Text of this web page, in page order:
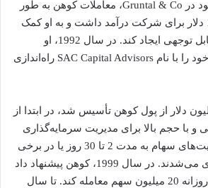
در طول مدت تصدی خود در Gruntal & Co، معاملات کوهن به طور
معمول روزانه 100,000 دلار برای شرکت درآمد داشت و به او کمک
کرد تا ثروت شخصی قابل توجهی ایجاد کند. در سال 1992، او
صندوق سرمایه‌گذاری خود را با نام SAC Capital Advisors راه‌اندازی
شرکت که با 25 میلیون دلار از پول کوهن تأسیس شد، در ابتدا از
و با حجم بالا برای مدیریت سرمایه‌گذاری
استفاده می‌کرد. موقعیت‌های سهام به مدت 2 تا 30 روز یا در برخی
موارد ساعت‌ها نگهداری می‌شدند. در سال 1999، کوهن پیشنهاد داد
که SAC به طور منظم روزانه 20 میلیون سهم معامله کند. تا سال